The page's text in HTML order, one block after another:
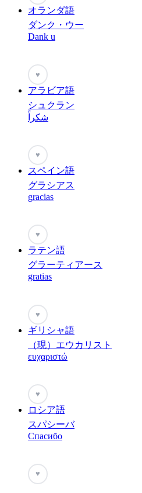
オランダ語
ダンク・ウー
Dank u
♥
アラビア語
シュクラン
شكراً
♥
スペイン語
グラシアス
gracias
♥
ラテン語
グラーティアース
gratias
♥
ギリシャ語
（現）エウカリスト
ευχαριστώ
♥
ロシア語
スパシーバ
Спасибо
♥